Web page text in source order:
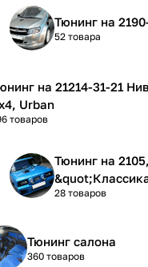
Тюнинг
52 товара
на 21214-31-21 Нива
Urban
товаров
Тюнинг на 2105, 2107
28 товаров
Тюнинг салона
360 товаров